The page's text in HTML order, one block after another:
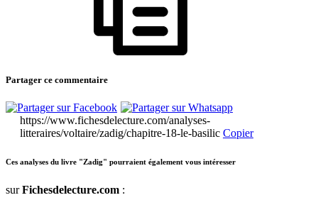
Partager ce commentaire
https://www.fichesdelecture.com/analyses-
litteraires/voltaire/zadig/chapitre-18-le-basilic Copier
Ces analyses du livre "Zadig" pourraient également vous intéresser
surFichesdelecture.com :